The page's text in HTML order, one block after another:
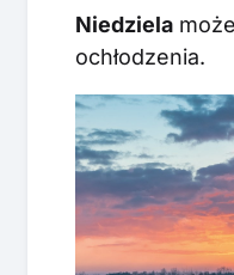
Niedziela
ochłodzenia.